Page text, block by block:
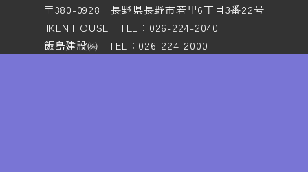
〒380-0928 長野県長野市若里6丁目3番22号
IIKEN HOUSE TEL：026-224-2040
飯島建設㈱ TEL：026-224-2000